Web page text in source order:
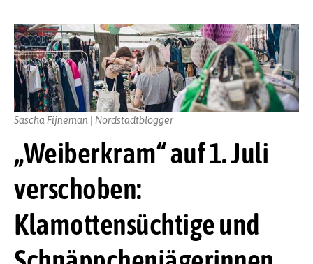
„Weiberkram“ auf 1. Juli
verschoben:
Klamottensüchtige und
Sascha Fijneman | Nordstadtblogger